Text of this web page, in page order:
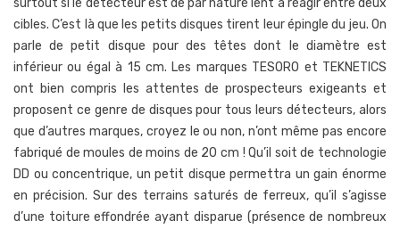
cibles. C’est là que les petits disques tirent leur épingle du jeu. On
parle de petit disque pour des têtes dont le diamètre est
inférieur ou égal à 15 cm. Les marques TESORO et TEKNETICS
ont bien compris les attentes de prospecteurs exigeants et
proposent ce genre de disques pour tous leurs détecteurs, alors
que d’autres marques, croyez le ou non, n’ont même pas encore
fabriqué de moules de moins de 20 cm ! Qu’il soit de technologie
DD ou concentrique, un petit disque permettra un gain énorme
en précision. Sur des terrains saturés de ferreux, qu’il s’agisse
d’une toiture effondrée ayant disparue (présence de nombreux